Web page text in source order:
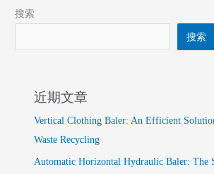
搜索
搜索
近期文章
Vertical Clothing Baler: An Efficient
Waste Recycling
Automatic Horizontal Hydraulic Baler: The